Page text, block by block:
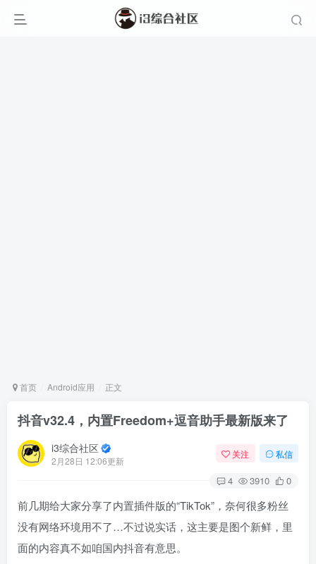
首页 Android应用 正文
抖音v32.4，内置Freedom+逗音助手最新版来了
i3综合社区
2月28日 12:06更新
关注 私信
4 3910 0
前几期给大家分享了内置插件版的“TikTok”，奈何很多粉丝
没有网络环境用不了…不过说实话，这主要是图个新鲜，里
面的内容真不如咱国内抖音有意思。